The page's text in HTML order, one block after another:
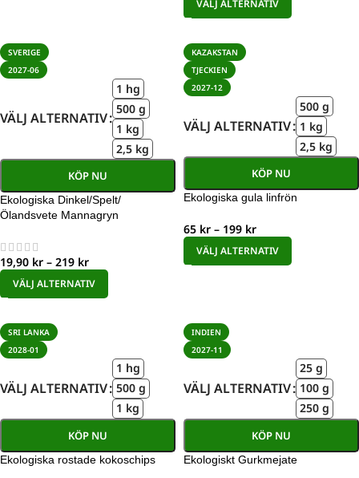
VÄLJ ALTERNATIV
SVERIGE
2027-06
VÄLJ ALTERNATIV
1 hg
500 g
1 kg
2,5 kg
KÖP NU
Ekologiska Dinkel/Spelt/
Ölandsvete Mannagryn
19,90 kr – 219 kr
VÄLJ ALTERNATIV
KAZAKSTAN
TJECKIEN
2027-12
VÄLJ ALTERNATIV
500 g
1 kg
2,5 kg
KÖP NU
Ekologiska gula linfrön
65 kr – 199 kr
VÄLJ ALTERNATIV
SRI LANKA
2028-01
VÄLJ ALTERNATIV
1 hg
500 g
1 kg
KÖP NU
Ekologiska rostade kokoschips
INDIEN
2027-11
VÄLJ ALTERNATIV
25 g
100 g
250 g
KÖP NU
Ekologiskt Gurkmejate